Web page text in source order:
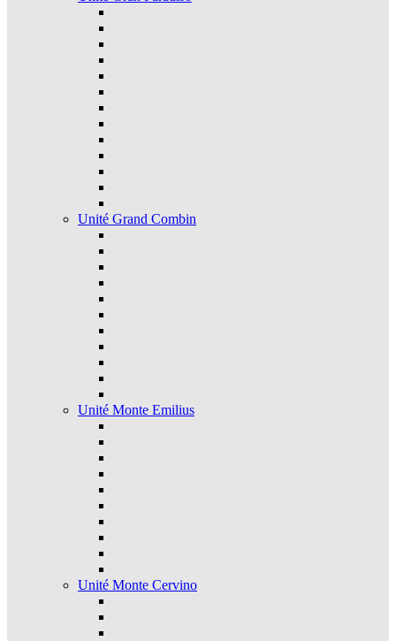
Unité Grand Combin
Unité Monte Emilius
Unité Monte Cervino